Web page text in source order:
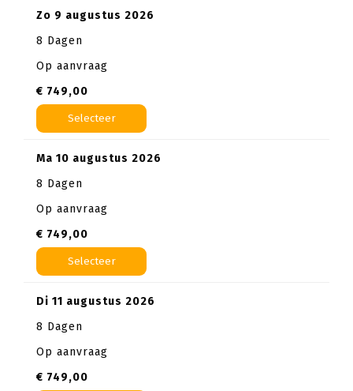
zo 9 augustus 2026
8 Dagen
Op aanvraag
€ 749,00
Selecteer
ma 10 augustus 2026
8 Dagen
Op aanvraag
€ 749,00
Selecteer
di 11 augustus 2026
8 Dagen
Op aanvraag
€ 749,00